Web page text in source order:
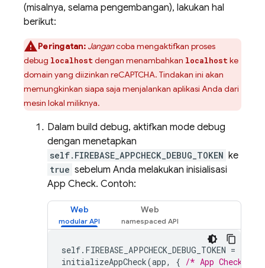
(misalnya, selama pengembangan), lakukan hal
berikut:
Peringatan: Jangancoba mengaktifkan proses
debug localhost dengan menambahkan localhost ke
domain yang diizinkan reCAPTCHA. Tindakan ini akan
memungkinkan siapa saja menjalankan aplikasi Anda dari
mesin lokal miliknya.
Dalam build debug, aktifkan mode debug
dengan menetapkan
self.FIREBASE_APPCHECK_DEBUG_TOKEN ke
true sebelum Anda melakukan inisialisasi
App Check. Contoh:
Web Web
self. FIREBASE_APPCHECK_DEBUG_TOKEN =
initializeAppCheck(app, { /* App Check